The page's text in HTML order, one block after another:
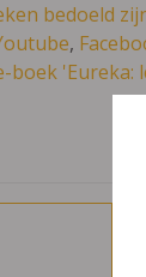
bedoeld
,
boek 'Eureka: